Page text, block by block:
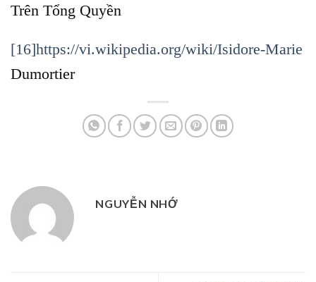
Trên Tổng Quyền
[16]https://vi.wikipedia.org/wiki/Isidore-Marie
Dumortier
NGUYỄN NHỚ